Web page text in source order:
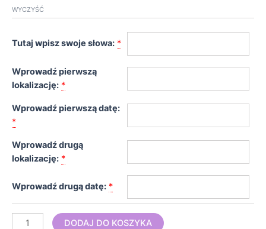
WYCZYŚĆ
Tutaj wpisz swoje słowa: *
Wprowadź pierwszą
lokalizację: *
Wprowadź pierwszą datę:
*
Wprowadź drugą
lokalizację: *
Wprowadź drugą datę: *
DODAJ DO KOSZYKA